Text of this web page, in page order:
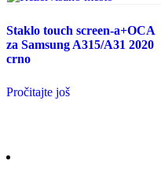
Staklo touch screen-a+OCA
za Samsung A315/A31 2020
crno
Pročitajte još